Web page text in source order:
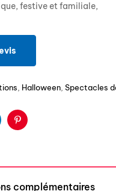
festive et familiale,
Halloween Spectacles
Pinterest
complémentaires